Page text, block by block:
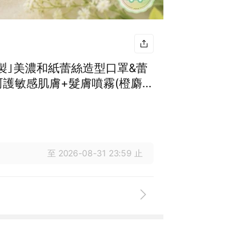
｣美濃和紙蕾絲造型口罩&蕾
敏感肌膚+髮膚噴霧(橙麝
禮物獨家組合】
至 2026-08-31 23:59 止